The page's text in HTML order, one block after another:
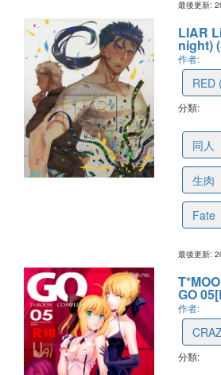
最後更新:
LIAR
night)
作者:
RED
分類:
同人
生肉
Fate
最後更新:
GO
作者:
分類: